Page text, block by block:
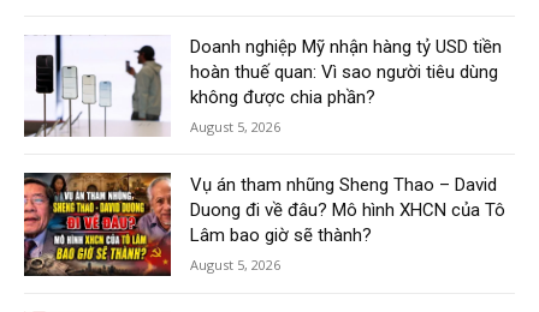
Doanh nghiệp Mỹ nhận hàng tỷ USD tiền
hoàn thuế quan: Vì sao người tiêu dùng
không được chia phần?
August 5, 2026
Vụ án tham nhũng Sheng Thao – David
Duong đi về đâu? Mô hình XHCN của Tô
Lâm bao giờ sẽ thành?
August 5, 2026